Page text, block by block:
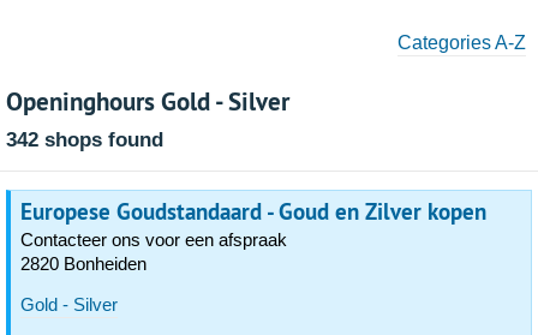
Categories A-Z
Openinghours Gold - Silver
342 shops found
Europese Goudstandaard - Goud en Zilver kopen
Contacteer ons voor een afspraak
2820 Bonheiden
Gold - Silver